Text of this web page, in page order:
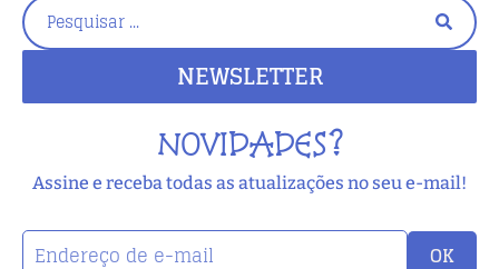
NEWSLETTER
NOVIDADES?
Assine e receba todas as atualizações no seu e-mail!
OK